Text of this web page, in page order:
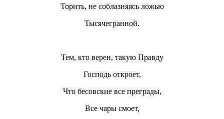
Торить, не соблазняясь ложью
Тысячегранной.
Тем, кто верен, такую Правду
Господь откроет,
Что бесовские все преграды,
Все чары смоет,